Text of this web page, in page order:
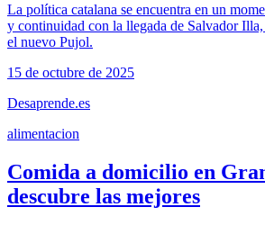
La política catalana se encuentra en un
y continuidad con la llegada de Salvador
el nuevo Pujol.
15 de octubre de 2025
Desaprende.es
alimentacion
Comida a domicilio en
descubre las mejores